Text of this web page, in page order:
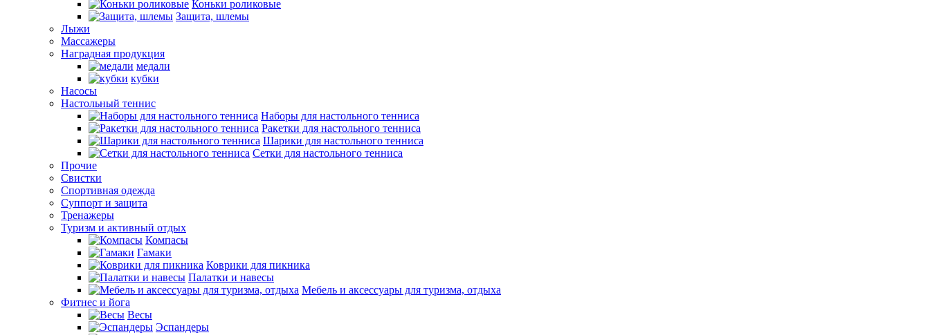
Коньки роликовые
Защита, шлемы
Лыжи
Массажеры
Наградная продукция
медали
кубки
Насосы
Настольный теннис
Наборы для настольного тенниса
Ракетки для настольного тенниса
Шарики для настольного тенниса
Сетки для настольного тенниса
Прочие
Свистки
Спортивная одежда
Суппорт и защита
Тренажеры
Туризм и активный отдых
Компасы
Гамаки
Коврики для пикника
Палатки и навесы
Мебель и аксессуары для туризма, отдыха
Фитнес и йога
Весы
Эспандеры